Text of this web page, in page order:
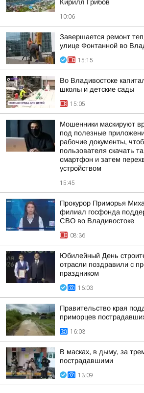
Кирилл Грибов
10:06
Завершается ремонт
улице Фонтанной во
15:15
Во Владивостоке
школы и детские сады
15:05
Мошенники маскируют
под полезные
рабочие документы,
пользователя скачать
смартфон и затем
устройством
15:45
Прокурор Приморья
филиал госфонда
СВО во Владивостоке
08:36
Юбилейный День
отрасли поздравили с
праздником
16:03
Правительство края
приморцев
16:03
В масках, в дыму, за
пострадавшими
13:09